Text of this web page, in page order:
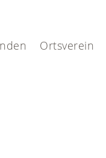
Ortsverein